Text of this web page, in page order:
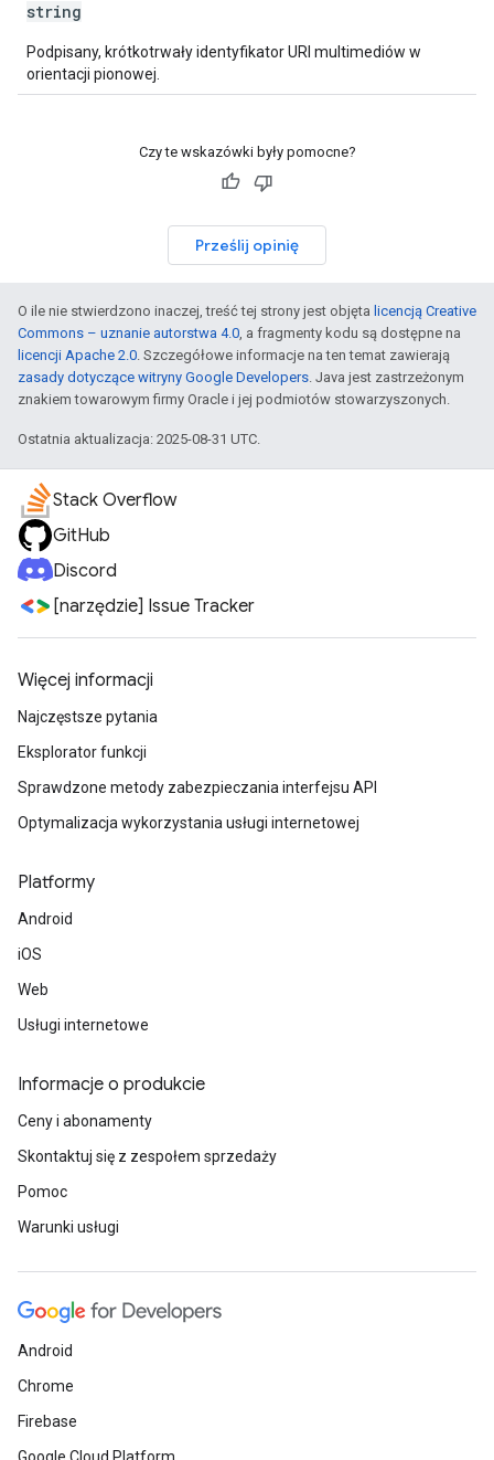
string
Podpisany, krótkotrwały identyfikator URI multimediów w
orientacji pionowej.
Czy te wskazówki były pomocne?
Prześlij opinię
O ile nie stwierdzono inaczej, treść tej strony jest objęta licencją Creative
Commons – uznanie autorstwa 4.0, a fragmenty kodu są dostępne na
licencji Apache 2.0. Szczegółowe informacje na ten temat zawierają
zasady dotyczące witryny Google Developers. Java jest zastrzeżonym
znakiem towarowym firmy Oracle i jej podmiotów stowarzyszonych.
Ostatnia aktualizacja: 2025-08-31 UTC.
Stack Overflow
GitHub
Discord
[narzędzie] Issue Tracker
Więcej informacji
Najczęstsze pytania
Eksplorator funkcji
Sprawdzone metody zabezpieczania interfejsu API
Optymalizacja wykorzystania usługi internetowej
Platformy
Android
iOS
Web
Usługi internetowe
Informacje o produkcie
Ceny i abonamenty
Skontaktuj się z zespołem sprzedaży
Pomoc
Warunki usługi
Android
Chrome
Firebase